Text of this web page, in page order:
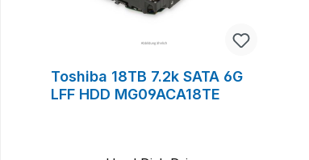
Toshiba 18TB 7.2k SATA 6G
LFF HDD MG09ACA18TE